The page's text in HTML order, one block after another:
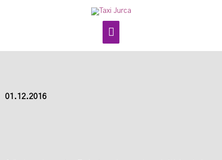
Hauptmenü
01.12.2016